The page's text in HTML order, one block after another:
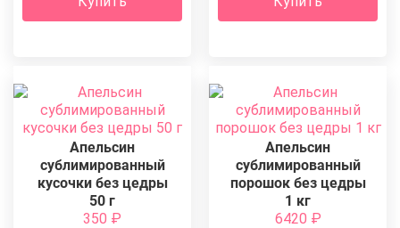
Апельсин
сублимированный
кусочки без цедры
50 г
350 ₽
Апельсин
сублимированный
порошок без цедры
1 кг
6420 ₽